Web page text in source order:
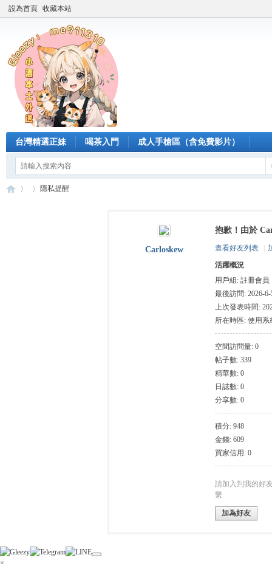
設為首頁 收藏本站
台灣精選正妹 喝茶入門 成人手槍區（含免費影片）
隱私提醒
Carloskew
抱歉！由於
查看好友列表
活躍概況
用戶組: 註冊會員
最後訪問: 2026-6-
上次發表時間:
所在時區: 使用系
空間訪問量: 0
帖子數: 339
精華數: 0
日誌數: 0
分享數: 0
積分: 948
金錢: 609
買家信用: 0
請加入到我的好
繫
加為好友
×